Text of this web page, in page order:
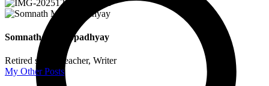
Somnath Mukhopadhyay
Retired school teacher, Writer
My Other Posts